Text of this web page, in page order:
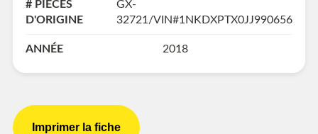
# PIÈCES
D'ORIGINE
GX-
32721/VIN#1NKDXPTX0JJ990656
ANNÉE 2018
Imprimer la fiche